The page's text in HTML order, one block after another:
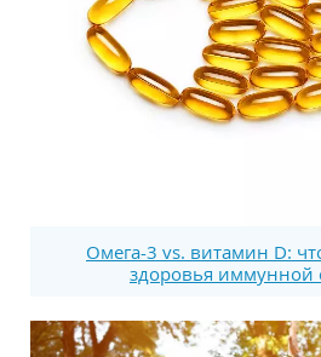
Омега-3 vs. витамин D:
здоровья иммунной